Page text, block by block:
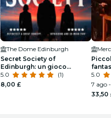
The Dome Edinburgh
Secret Society of
Edinburgh: un gioco
detectiveistico da
piccolezza a grandezza
5.0
(1)
8,00 £
nel
5.0
7 ago
33,50